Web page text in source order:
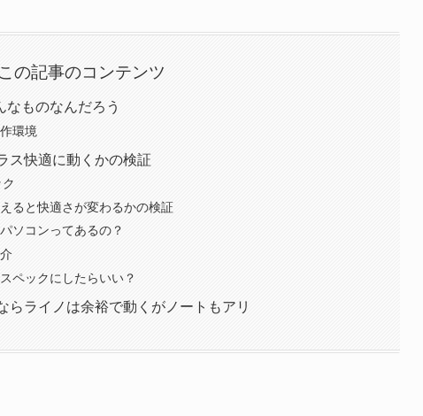
この記事のコンテンツ
なものなんだろう
環境
ス快適に動くかの検証
ると快適さが変わるかの検証
ソコンってあるの？
ペックにしたらいい？
らライノは余裕で動くがノートもアリ